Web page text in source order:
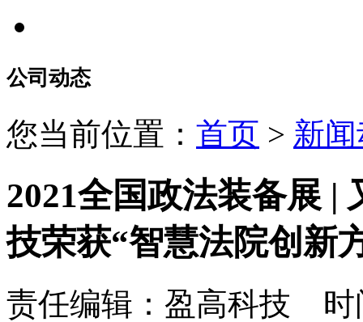
公司动态
您当前位置： 首页 > 新
2021全国政法装备展 |
技荣获“智慧法院创新
责任编辑：盈高科技 时